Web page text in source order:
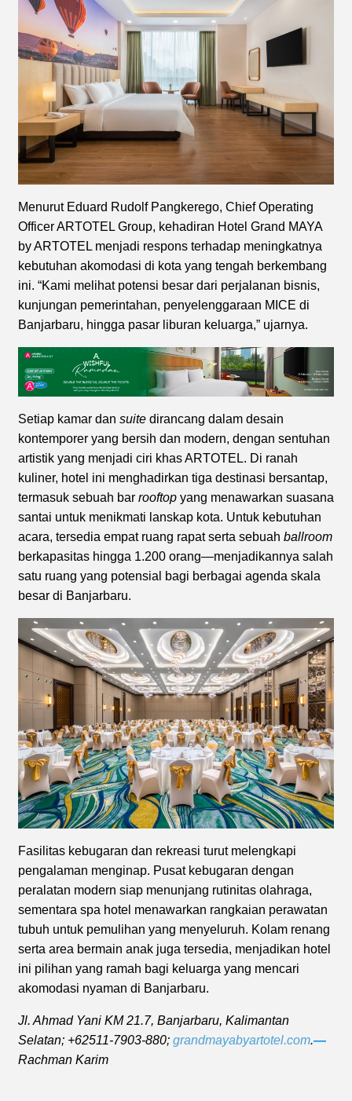
Menurut Eduard Rudolf Pangkerego, Chief Operating
Officer ARTOTEL Group, kehadiran Hotel Grand MAYA
by ARTOTEL menjadi respons terhadap meningkatnya
kebutuhan akomodasi di kota yang tengah berkembang
ini. “Kami melihat potensi besar dari perjalanan bisnis,
kunjungan pemerintahan, penyelenggaraan MICE di
Banjarbaru, hingga pasar liburan keluarga,” ujarnya.
Setiap kamar dan suite dirancang dalam desain
kontemporer yang bersih dan modern, dengan sentuhan
artistik yang menjadi ciri khas ARTOTEL. Di ranah
kuliner, hotel ini menghadirkan tiga destinasi bersantap,
termasuk sebuah bar rooftop yang menawarkan suasana
santai untuk menikmati lanskap kota. Untuk kebutuhan
acara, tersedia empat ruang rapat serta sebuah ballroom
berkapasitas hingga 1.200 orang—menjadikannya salah
satu ruang yang potensial bagi berbagai agenda skala
besar di Banjarbaru.
Fasilitas kebugaran dan rekreasi turut melengkapi
pengalaman menginap. Pusat kebugaran dengan
peralatan modern siap menunjang rutinitas olahraga,
sementara spa hotel menawarkan rangkaian perawatan
tubuh untuk pemulihan yang menyeluruh. Kolam renang
serta area bermain anak juga tersedia, menjadikan hotel
ini pilihan yang ramah bagi keluarga yang mencari
akomodasi nyaman di Banjarbaru.
Jl. Ahmad Yani KM 21.7, Banjarbaru, Kalimantan
Selatan; +62511-7903-880; grandmayabyartotel.com.—
Rachman Karim